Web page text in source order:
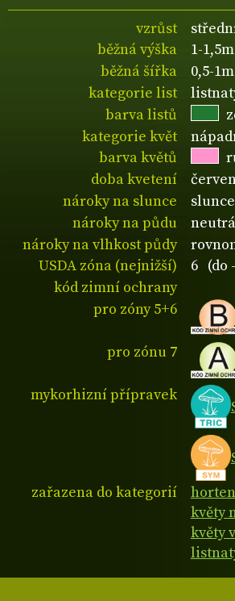
vzrůst
běžná výška
1-1,5m
běžná šířka
0,5-1m
kategorie list
barva listů
kategorie květ
barva květů
doba kvetení
nároky na slunce
nároky na půdu
nároky na vlhkost půdy
USDA zóna (nejnižší)
6 (do
kód zimní ochrany
pro zóny 5+6
pro zónu 7
mykorhizní přípravek
zařazena do kategorií
květy
květy